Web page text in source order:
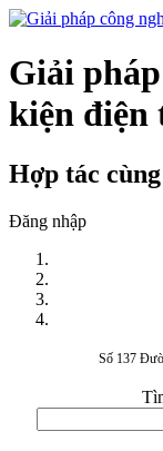
Giải
kiện điện
Hợp tác
Đăng nhập
Số 137